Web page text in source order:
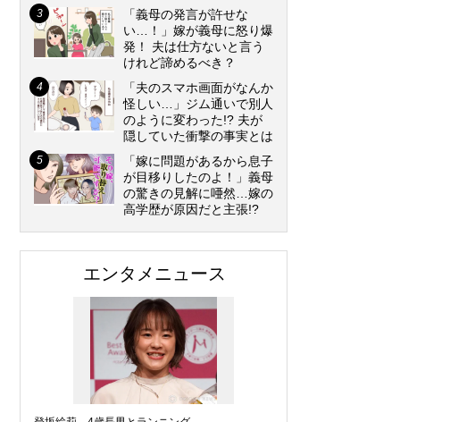
「義母の発言が許せな
い…！」嫁が義母に怒り爆
発！ 夫は仕方ないと言う
けれど諦めるべき？
「夫のスマホ画面がなんか
怪しい…」ジム通いで別人
のように変わった!? 夫が
隠していた衝撃の事実とは
「嫁に問題があるから息子
が目移りしたのよ！」義母
の驚きの見解に唖然…嫁の
高学歴が原因だと主張!?
エンタメニュース